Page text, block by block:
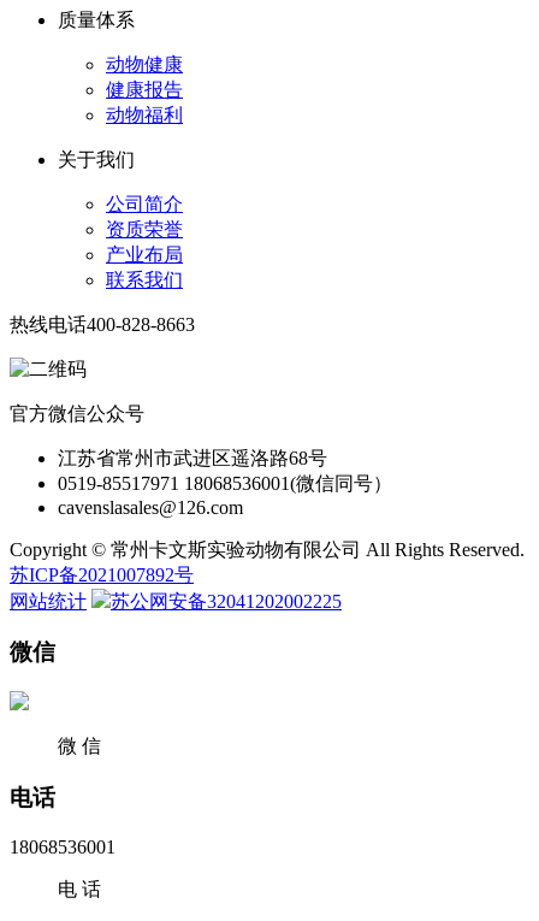
质量体系
动物健康
健康报告
动物福利
关于我们
公司简介
资质荣誉
产业布局
联系我们
热线电话400-828-8663
官方微信公众号
江苏省常州市武进区遥洛路68号
0519-85517971 18068536001(微信同号）
cavenslasales@126.com
Copyright © 常州卡文斯实验动物有限公司 All Rights Reserved.
苏ICP备2021007892号
网站统计
苏公网安备32041202002225
微信
微 信
电话
18068536001
电 话